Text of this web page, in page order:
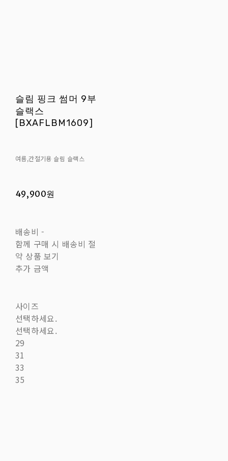
슬림 핑크 썸머 9부
슬랙스
[BXAFLBM1609]
여름,간절기용 슬림 슬랙스
49,900원
배송비 -
함께 구매 시 배송비 절
약 상품 보기
추가 금액
사이즈
선택하세요.
선택하세요.
29
31
33
35